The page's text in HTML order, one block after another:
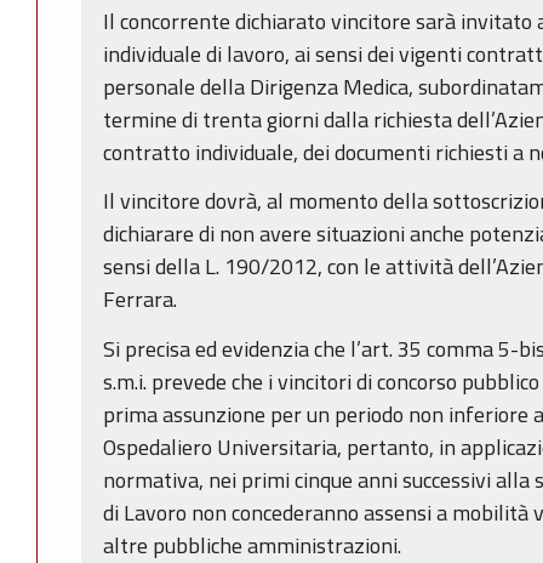
Il concorrente dichiarato vincitore sarà
individuale di lavoro, ai sensi dei vigenti
personale della Dirigenza Medica,
termine di trenta giorni dalla richiesta
contratto individuale, dei documenti richiesti a
Il vincitore dovrà, al momento della
dichiarare di non avere situazioni anche
sensi della L. 190/2012, con le attività
Ferrara.
Si precisa ed evidenzia che l’art. 35 comma 5-
s.m.i. prevede che i vincitori di concorso
prima assunzione per un periodo non inferiore a
Ospedaliero Universitaria, pertanto, in
normativa, nei primi cinque anni successivi
di Lavoro non concederanno assensi a mobilità
altre pubbliche amministrazioni.